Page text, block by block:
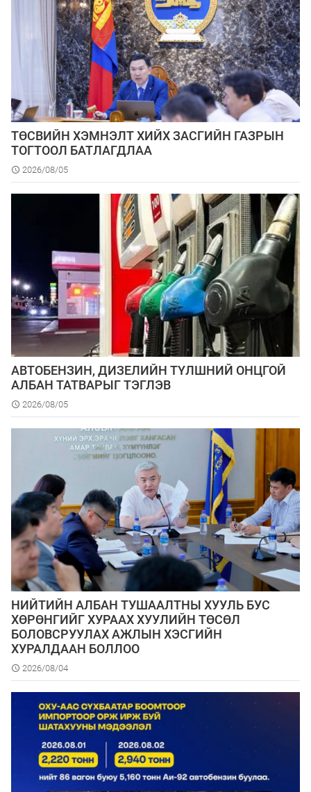
ТӨСВИЙН ХЭМНЭЛТ ХИЙХ ЗАСГИЙН ГАЗРЫН
ТОГТООЛ БАТЛАГДЛАА
2026/08/05
АВТОБЕНЗИН, ДИЗЕЛИЙН ТҮЛШНИЙ ОНЦГОЙ
АЛБАН ТАТВАРЫГ ТЭГЛЭВ
2026/08/05
НИЙТИЙН АЛБАН ТУШААЛТНЫ ХУУЛЬ БУС
ХӨРӨНГИЙГ ХУРААХ ХУУЛИЙН ТӨСӨЛ
БОЛОВСРУУЛАХ АЖЛЫН ХЭСГИЙН
ХУРАЛДААН БОЛЛОО
2026/08/04